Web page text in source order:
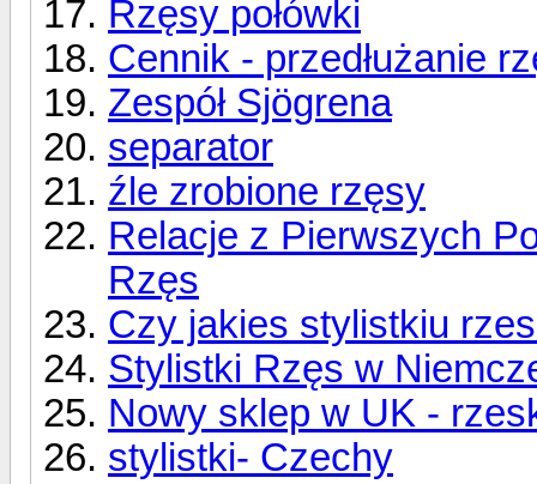
Rzęsy połówki
Cennik - przedłużanie
Zespół Sjögrena
separator
źle zrobione rzęsy
Relacje z Pierwszych
Rzęs
Czy jakies stylistkiu
Stylistki Rzęs w
Nowy sklep w UK -
stylistki- Czechy